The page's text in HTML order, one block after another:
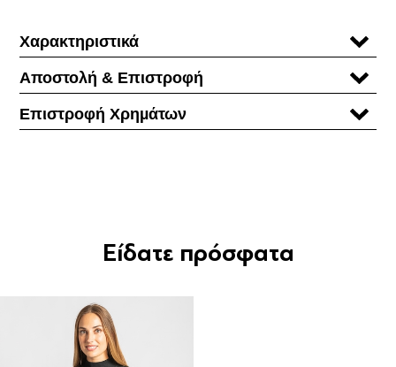
Χαρακτηριστικά
Αποστολή & Επιστροφή
Επιστροφή Χρηµάτων
Είδατε πρόσφατα